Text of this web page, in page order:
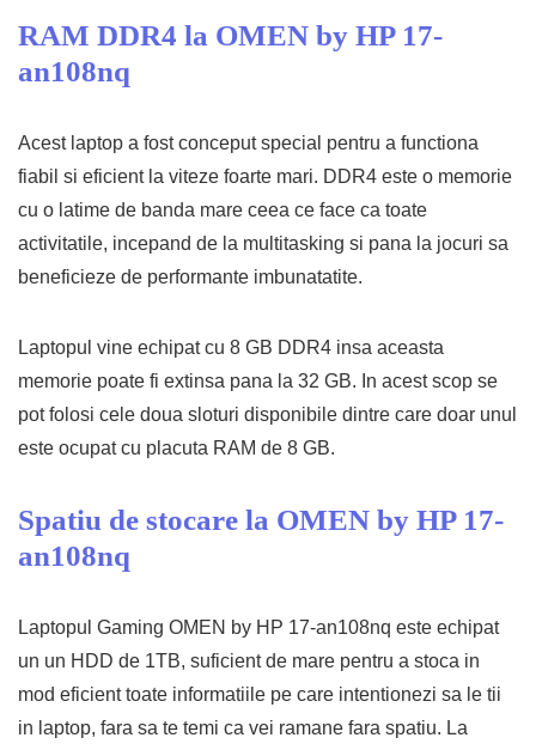
RAM DDR4 la OMEN by HP 17-
an108nq
Acest laptop a fost conceput special pentru a functiona
fiabil si eficient la viteze foarte mari. DDR4 este o memorie
cu o latime de banda mare ceea ce face ca toate
activitatile, incepand de la multitasking si pana la jocuri sa
beneficieze de performante imbunatatite.
Laptopul vine echipat cu 8 GB DDR4 insa aceasta
memorie poate fi extinsa pana la 32 GB. In acest scop se
pot folosi cele doua sloturi disponibile dintre care doar unul
este ocupat cu placuta RAM de 8 GB.
Spatiu de stocare la OMEN by HP 17-
an108nq
Laptopul Gaming OMEN by HP 17-an108nq este echipat
un un HDD de 1TB, suficient de mare pentru a stoca in
mod eficient toate informatiile pe care intentionezi sa le tii
in laptop, fara sa te temi ca vei ramane fara spatiu. La